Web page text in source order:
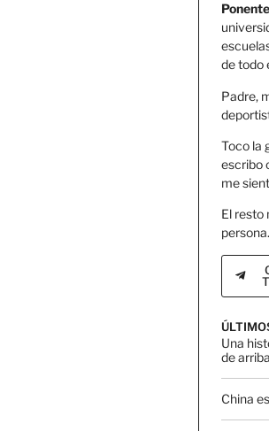
Ponente
de todo
Padre,
Toco la
escribo
me
El resto
persona.
Una
de arriba
China